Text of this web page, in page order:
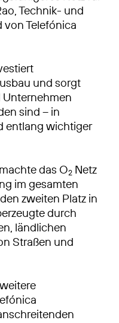
Technik- und
Telefónica
und sorgt
sind – in
entlang wichtiger
das O2 Netz
im gesamten
zweiten Platz in
durch
ländlichen
Straßen und